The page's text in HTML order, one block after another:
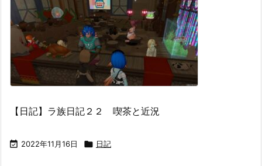
【日記】ラ族日記２２ 喫茶と近況
 2022年11月16日  日記